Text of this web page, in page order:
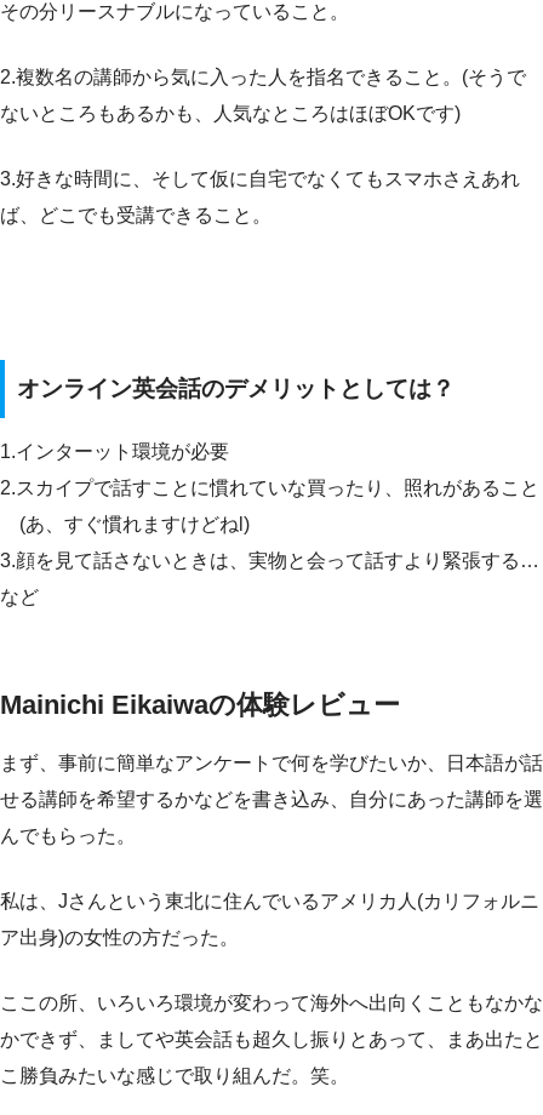
その分リースナブルになっていること。
2.複数名の講師から気に入った人を指名できること。(そうで
ないところもあるかも、人気なところはほぼOKです)
3.好きな時間に、そして仮に自宅でなくてもスマホさえあれ
ば、どこでも受講できること。
オンライン英会話のデメリットとしては？
1.インターット環境が必要
2.スカイプで話すことに慣れていな買ったり、照れがあること
(あ、すぐ慣れますけどねl)
3.顔を見て話さないときは、実物と会って話すより緊張する…
など
Mainichi Eikaiwaの体験レビュー
まず、事前に簡単なアンケートで何を学びたいか、日本語が話
せる講師を希望するかなどを書き込み、自分にあった講師を選
んでもらった。
私は、Jさんという東北に住んでいるアメリカ人(カリフォルニ
ア出身)の女性の方だった。
ここの所、いろいろ環境が変わって海外へ出向くこともなかな
かできず、ましてや英会話も超久し振りとあって、まあ出たと
こ勝負みたいな感じで取り組んだ。笑。